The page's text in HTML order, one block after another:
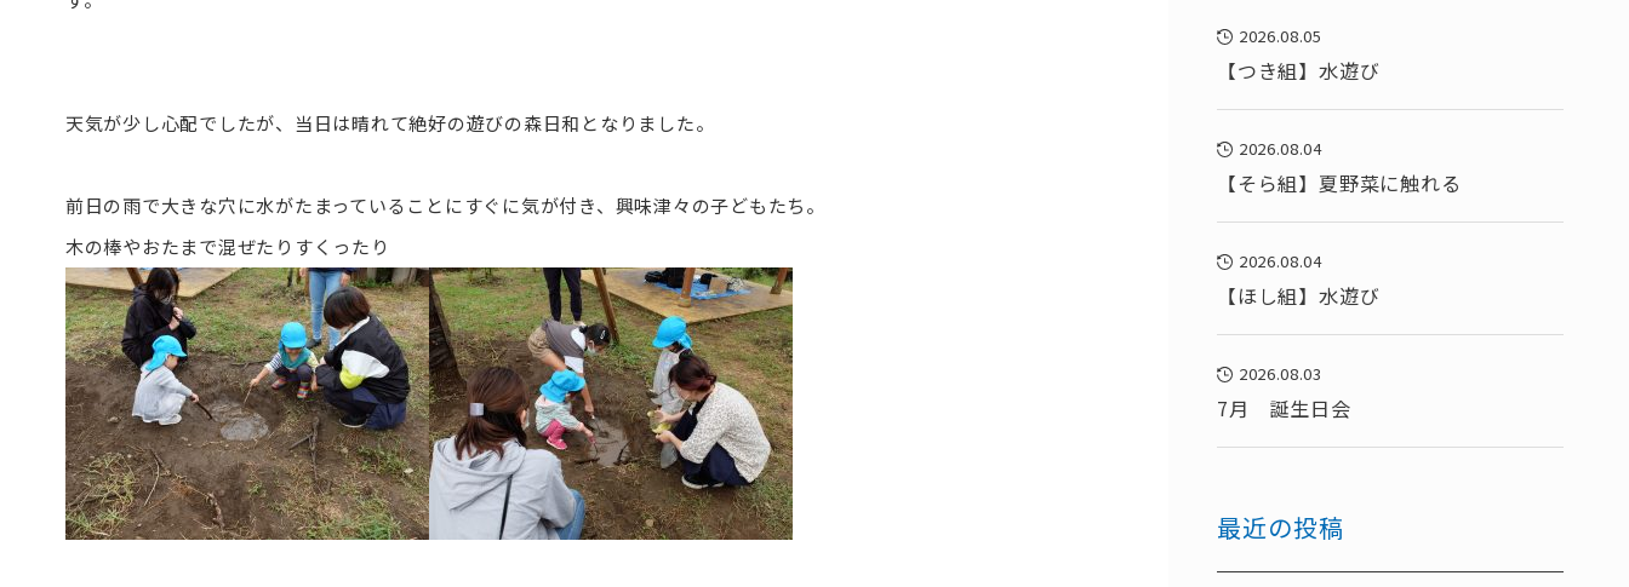
天気が少し心配でしたが、当日は晴れて絶好の遊びの森日和となりました。
前日の雨で大きな穴に水がたまっていることにすぐに気が付き、興味津々の子どもたち。
木の棒やおたまで混ぜたりすくったり
2026.08.05
【つき組】水遊び
2026.08.04
【そら組】夏野菜に触れる
2026.08.04
【ほし組】水遊び
2026.08.03
7月 誕生日会
最近の投稿